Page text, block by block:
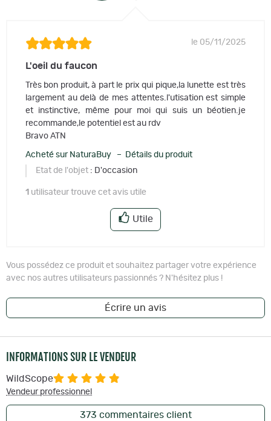
le 05/11/2025
L'oeil du faucon
Très bon produit, à part le prix qui pique,la lunette est très
largement au delà de mes attentes.l'utisation est simple
et instinctive, même pour moi qui suis un béotien.je
recommande,le potentiel est au rdv
Bravo ATN
Acheté sur NaturaBuy – Détails du produit
Etat de l'objet : D'occasion
1 utilisateur trouve cet avis utile
Utile
Vous possédez ce produit et souhaitez partager votre expérience
avec nos autres utilisateurs passionnés ? N'hésitez plus !
Écrire un avis
INFORMATIONS SUR LE VENDEUR
WildScope
Vendeur professionnel
373 commentaires client